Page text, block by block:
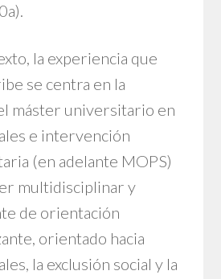
la experiencia que
se centra en la
máster universitario en
e intervención
(en adelante MOPS)
multidisciplinar y
de orientación
orientado hacia
la exclusión social y la